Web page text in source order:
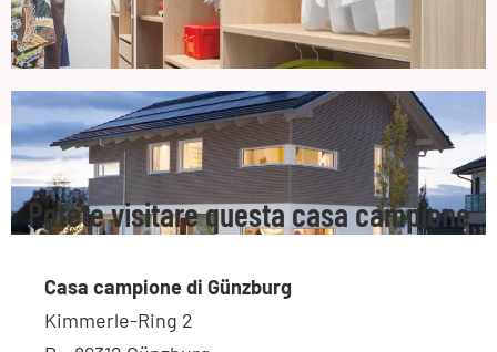
Potete visitare questa casa campione
Casa campione di Günzburg
Kimmerle-Ring 2